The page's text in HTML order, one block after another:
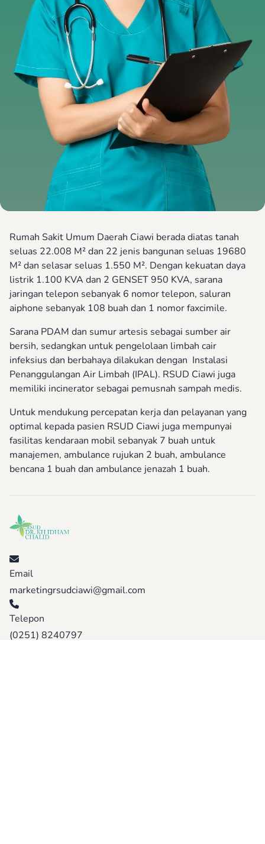
Rumah Sakit Umum Daerah Ciawi berada diatas tanah
seluas 22.008 M² dan 22 jenis bangunan seluas 19680
M² dan selasar seluas 1.550 M². Dengan kekuatan daya
listrik 1.100 KVA dan 2 GENSET 950 KVA, sarana
jaringan telepon sebanyak 6 nomor telepon, saluran
aiphone sebanyak 108 buah dan 1 nomor faxcimile.
Sarana PDAM dan sumur artesis sebagai sumber air
bersih, sedangkan untuk pengelolaan limbah cair
infeksius dan berbahaya dilakukan dengan Instalasi
Penanggulangan Air Limbah (IPAL). RSUD Ciawi juga
memiliki incinerator sebagai pemusnah sampah medis.
Untuk mendukung percepatan kerja dan pelayanan yang
optimal kepada pasien RSUD Ciawi juga mempunyai
fasilitas kendaraan mobil sebanyak 7 buah untuk
manajemen, ambulance rujukan 2 buah, ambulance
bencana 1 buah dan ambulance jenazah 1 buah.
Email
marketingrsudciawi@gmail.com
Telepon
(0251) 8240797